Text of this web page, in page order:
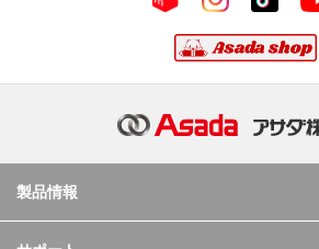
製品情報